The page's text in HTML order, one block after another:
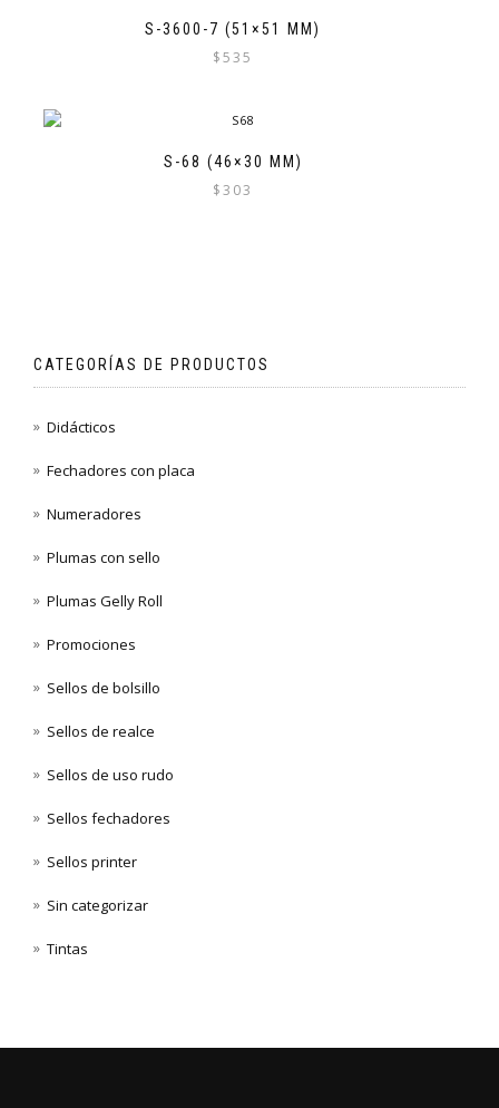
S-3600-7 (51×51 MM)
$535
S-68 (46×30 MM)
$303
CATEGORÍAS DE PRODUCTOS
Didácticos
Fechadores con placa
Numeradores
Plumas con sello
Plumas Gelly Roll
Promociones
Sellos de bolsillo
Sellos de realce
Sellos de uso rudo
Sellos fechadores
Sellos printer
Sin categorizar
Tintas